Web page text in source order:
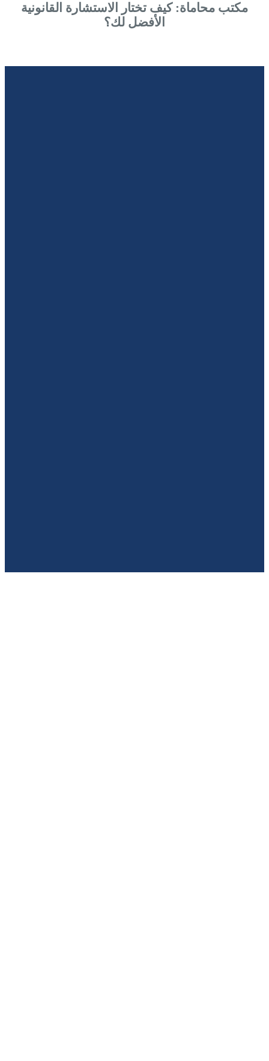
مكتب محاماة: كيف تختار الاستشارة القانونية
الأفضل لك؟